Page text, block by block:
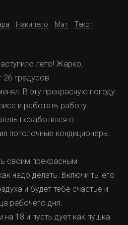
Накипело Мат
Текст
лето! Жарко,
градусов.
В эту прекрасную погоду
и работать работу.
позаботился о
потолочные кондиционеры.
своим прекрасным
надо делать. Включи ты его
и будет тебе счастье и
рабочего дня.
18 и пусть дует как пушка